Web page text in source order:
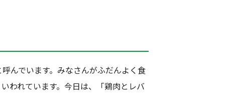
んでいます。みなさんがふだんよく食
われています。今日は、「鶏肉とレバ